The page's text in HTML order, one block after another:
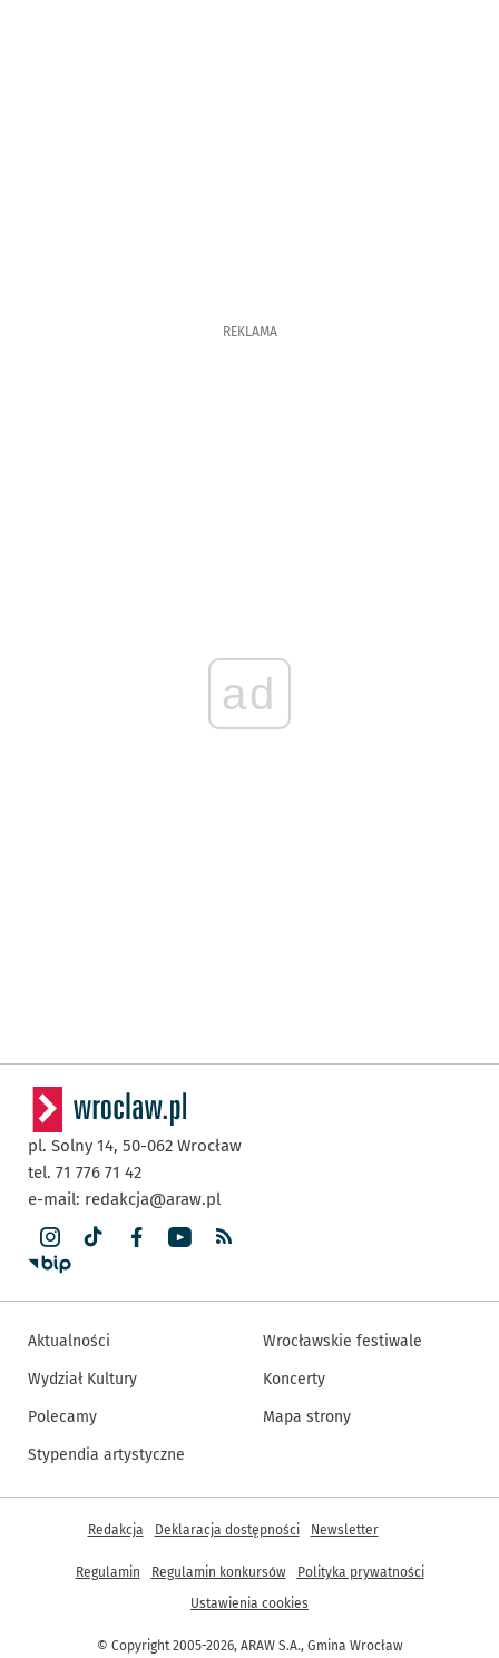
REKLAMA
ad
pl. Solny 14, 50-062 Wrocław
tel. 71 776 71 42
e-mail: redakcja@araw.pl
Aktualności
Wydział Kultury
Polecamy
Stypendia artystyczne
Wrocławskie festiwale
Koncerty
Mapa strony
© Copyright 2005-2026, ARAW S.A., Gmina Wrocław
Inne informacje
Redakcja Deklaracja dostępności Newsletter
Regulamin Regulamin konkursów
Polityka prywatności
Ustawienia cookies